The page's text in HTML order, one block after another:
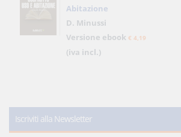
Abitazione
D. Minussi
Versione ebook € 4,19
(iva incl.)
Iscriviti alla Newsletter